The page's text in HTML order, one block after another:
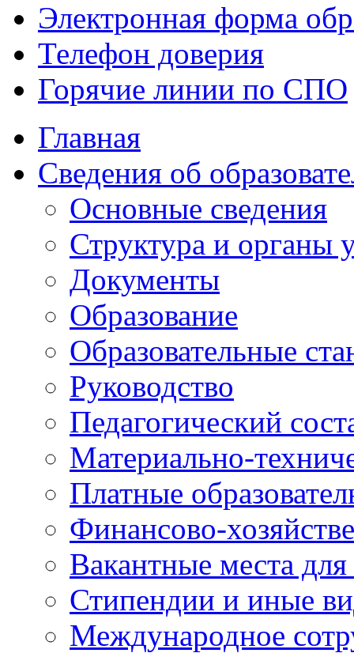
Электронная форма
Телефон доверия
Горячие линии по СПО
Главная
Сведения об
Основные сведения
Структура и органы
Документы
Образование
Образовательные
Руководство
Педагогический
Материально-
Платные
Финансово-
Вакантные места
Стипендии и иные
Международное